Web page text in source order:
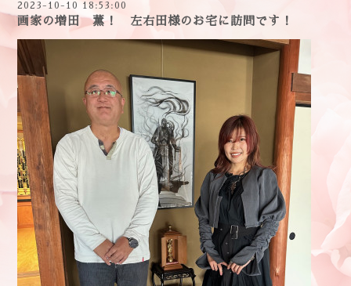
2023-10-10 18:53:00
画家の増田 薫！ 左右田様のお宅に訪問です！